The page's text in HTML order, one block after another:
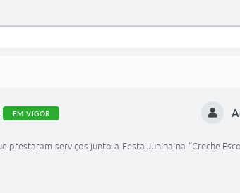
EM VIGOR
serviços junto a Festa Junina na “Creche